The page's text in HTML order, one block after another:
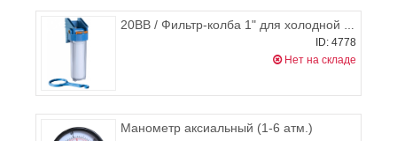
20BB / Фильтр-колба 1" для холодной воды 20"МС Big Blue, Джилекс (горизонтальное подключение)
ID: 4778
Нет на складе
Манометр аксиальный (1-6 атм.)